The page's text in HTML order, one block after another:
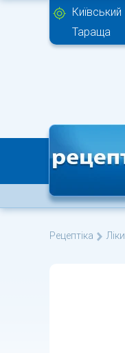
Київський
Тараща
Рецептіка Ліки